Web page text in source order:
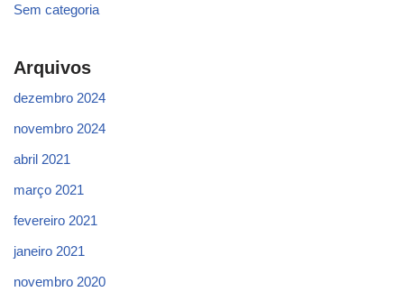
Sem categoria
Arquivos
dezembro 2024
novembro 2024
abril 2021
março 2021
fevereiro 2021
janeiro 2021
novembro 2020